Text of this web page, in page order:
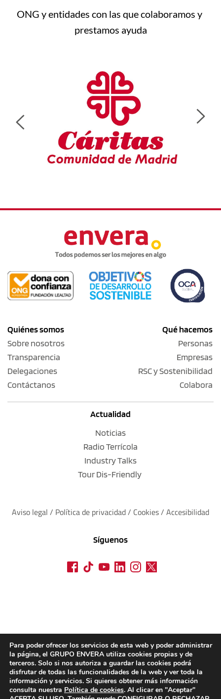
ONG y entidades con las que colaboramos y
prestamos ayuda
Quiénes somos
Sobre nosotros
Transparencia
Delegaciones
Contáctanos
Qué hacemos
Personas
Empresas
RSC y Sostenibilidad
Colabora
Actualidad
Noticias
Radio Terrícola
Industry Talks
Tour Dis-Friendly
Aviso legal / Política de privacidad / Cookies / Accesibilidad
Síguenos
Para poder ofrecer los servicios de esta web y poder administrar
la página, el GRUPO ENVERA utiliza cookies propias y de
terceros. Solo si nos autoriza a guardar las cookies podrá
disfrutar de todas las funcionalidades de la web y ver toda la
información y servicios. Si quieres obtener más información
consulta nuestra Política de cookies. Al clicar en "Aceptar"